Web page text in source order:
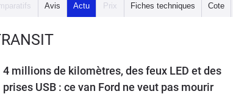
Avis Actu Prix Fiches techniques Cote
4 millions de kilomètres, des feux LED et des
prises USB : ce van Ford ne veut pas mourir